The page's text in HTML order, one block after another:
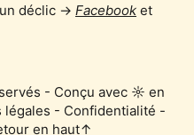
déclic → Facebook et
- Conçu avec ☼ en
légales - Confidentialité -
en haut↑